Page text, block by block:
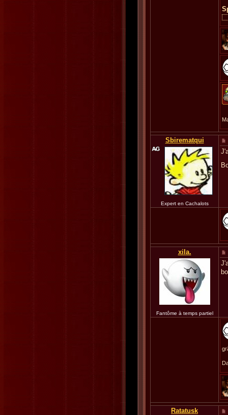
Sbirematqui
Expert en Cachalots
xila.
Fantôme à temps partiel
Ratatusk